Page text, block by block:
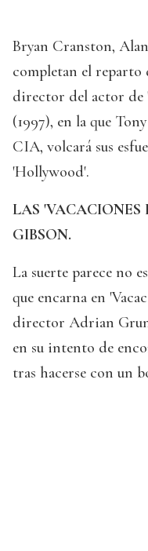
Bryan Cranston,
completan el reparto
director del actor
(1997), en la que
CIA, volcará sus
'Hollywood'.
LAS 'VACACIONES
GIBSON.
La suerte parece no
que encarna en
director Adrian
en su intento de
tras hacerse con un